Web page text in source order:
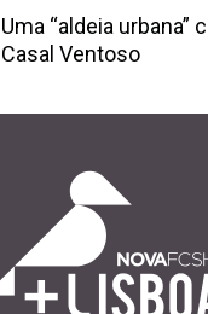
Uma “aldeia urbana”
Casal Ventoso